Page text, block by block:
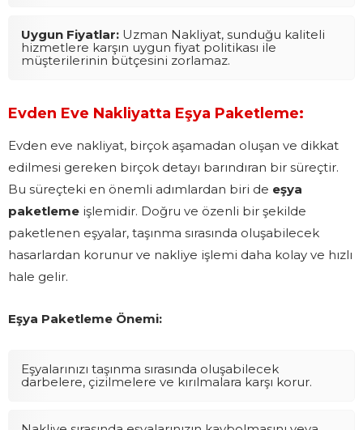
Uygun Fiyatlar: Uzman Nakliyat, sunduğu kaliteli
hizmetlere karşın uygun fiyat politikası ile
müşterilerinin bütçesini zorlamaz.
Evden Eve Nakliyatta Eşya Paketleme:
Evden eve nakliyat, birçok aşamadan oluşan ve dikkat
edilmesi gereken birçok detayı barındıran bir süreçtir.
Bu süreçteki en önemli adımlardan biri de eşya
paketleme işlemidir. Doğru ve özenli bir şekilde
paketlenen eşyalar, taşınma sırasında oluşabilecek
hasarlardan korunur ve nakliye işlemi daha kolay ve hızlı
hale gelir.
Eşya Paketleme Önemi:
Eşyalarınızı taşınma sırasında oluşabilecek
darbelere, çizilmelere ve kırılmalara karşı korur.